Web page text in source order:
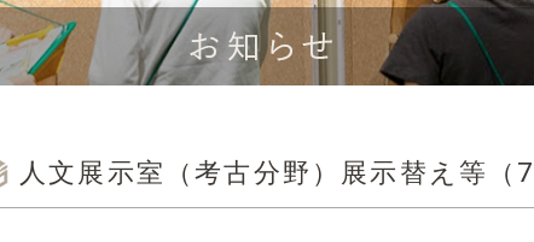
人文展示室（考古分野）展示替え等（